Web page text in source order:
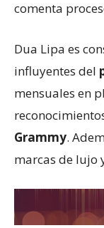
comenta
Dua Lipa es
influyentes del
mensuales en
Grammy.
marcas de lujo